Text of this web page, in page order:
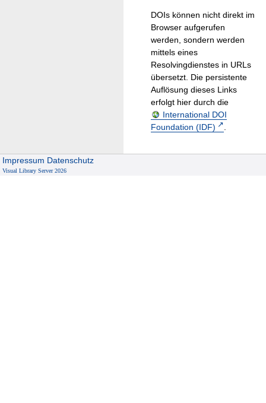
DOIs können nicht direkt im
Browser aufgerufen
werden, sondern werden
mittels eines
Resolvingdienstes in URLs
übersetzt. Die persistente
Auflösung dieses Links
erfolgt hier durch die
International DOI
Foundation (IDF)
.
Impressum Datenschutz
Visual Library Server 2026